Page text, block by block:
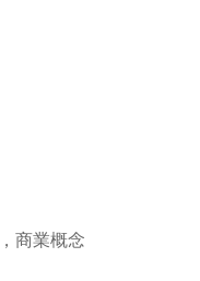
商業概念